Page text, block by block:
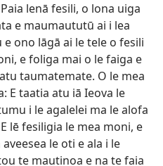
lenā fesili, o lona uiga
e maumaututū ai i lea
ono lāgā ai le tele o fesili
e foliga mai o le faiga e
taumatemate. O le mea
E taatia atu iā Ieova le
i le agalelei ma le alofa
lē fesiligia le mea moni, e
le oti e ala i le
te mautinoa e na te faia